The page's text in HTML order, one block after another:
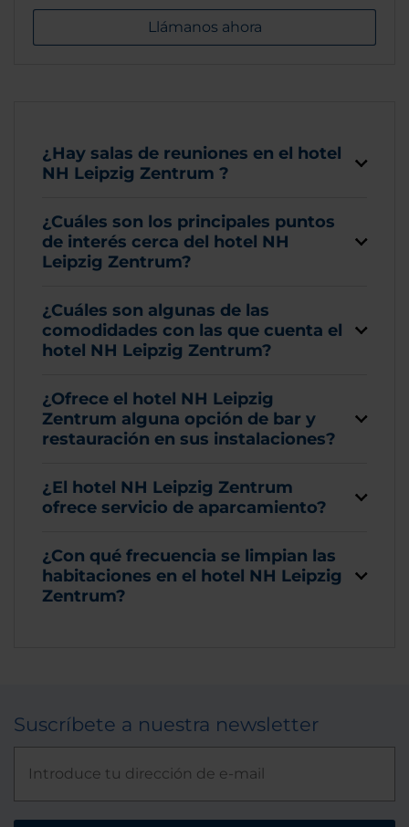
Llámanos ahora
¿Hay salas de reuniones en el hotel
NH Leipzig Zentrum ?
¿Cuáles son los principales puntos
de interés cerca del hotel NH
Leipzig Zentrum?
¿Cuáles son algunas de las
comodidades con las que cuenta el
hotel NH Leipzig Zentrum?
¿Ofrece el hotel NH Leipzig
Zentrum alguna opción de bar y
restauración en sus instalaciones?
¿El hotel NH Leipzig Zentrum
ofrece servicio de aparcamiento?
¿Con qué frecuencia se limpian las
habitaciones en el hotel NH Leipzig
Zentrum?
Suscríbete a nuestra newsletter